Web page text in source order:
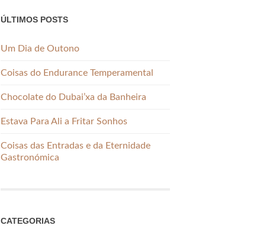
ÚLTIMOS POSTS
Um Dia de Outono
Coisas do Endurance Temperamental
Chocolate do Dubai’xa da Banheira
Estava Para Ali a Fritar Sonhos
Coisas das Entradas e da Eternidade
Gastronómica
CATEGORIAS